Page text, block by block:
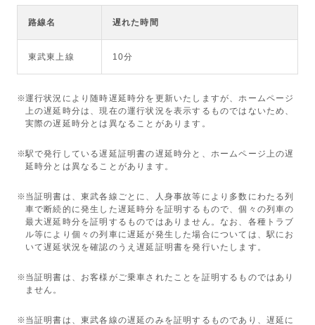
路線名 遅れた時間
東武東上線 10分
運行状況により随時遅延時分を更新いたしますが、ホームページ
上の遅延時分は、現在の運行状況を表示するものではないため、
実際の遅延時分とは異なることがあります。
駅で発行している遅延証明書の遅延時分と、ホームページ上の遅
延時分とは異なることがあります。
当証明書は、東武各線ごとに、人身事故等により多数にわたる列
車で断続的に発生した遅延時分を証明するもので、個々の列車の
最大遅延時分を証明するものではありません。なお、各種トラブ
ル等により個々の列車に遅延が発生した場合については、駅にお
いて遅延状況を確認のうえ遅延証明書を発行いたします。
当証明書は、お客様がご乗車されたことを証明するものではあり
ません。
当証明書は、東武各線の遅延のみを証明するものであり、遅延に